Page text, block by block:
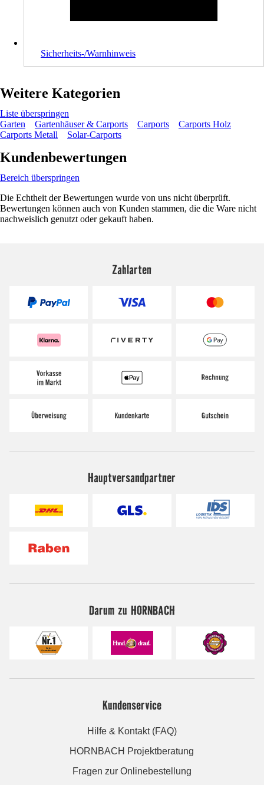
Sicherheits-/Warnhinweis
Weitere Kategorien
Liste überspringen
Garten
Gartenhäuser & Carports Carports
Carports Holz
Carports Metall
Solar-Carports
Kundenbewertungen
Bereich überspringen
Die Echtheit der Bewertungen wurde von uns nicht überprüft.
Bewertungen können auch von Kunden stammen, die die Ware nicht
nachweislich genutzt oder gekauft haben.
Zahlarten
Hauptversandpartner
Darum zu HORNBACH
Kundenservice
Hilfe & Kontakt (FAQ)
HORNBACH Projektberatung
Fragen zur Onlinebestellung